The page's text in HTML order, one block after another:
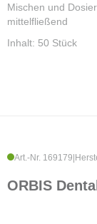
Mischen und
mittelfließend
Inhalt: 50 Stück
Art.-Nr. 169179
ORBIS Dental